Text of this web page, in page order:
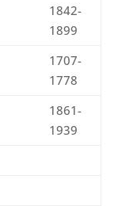
1842-
1899
1707-
1778
1861-
1939